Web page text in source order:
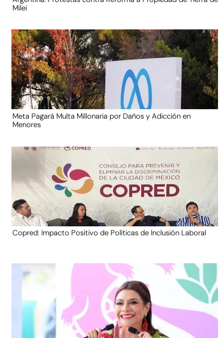
Milei
Meta Pagará Multa Millonaria por Daños y Adicción en
Menores
Copred: Impacto Positivo de Políticas de Inclusión Laboral